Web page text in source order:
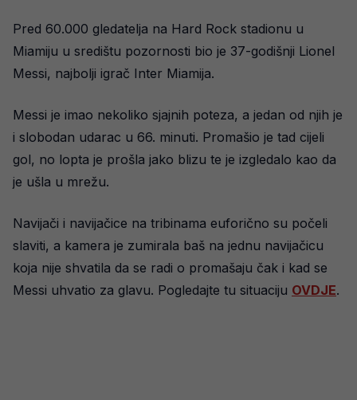
Pred 60.000 gledatelja na Hard Rock stadionu u
Miamiju u središtu pozornosti bio je 37-godišnji Lionel
Messi, najbolji igrač Inter Miamija.
Messi je imao nekoliko sjajnih poteza, a jedan od njih je
i slobodan udarac u 66. minuti. Promašio je tad cijeli
gol, no lopta je prošla jako blizu te je izgledalo kao da
je ušla u mrežu.
Navijači i navijačice na tribinama euforično su počeli
slaviti, a kamera je zumirala baš na jednu navijačicu
koja nije shvatila da se radi o promašaju čak i kad se
Messi uhvatio za glavu. Pogledajte tu situaciju OVDJE.